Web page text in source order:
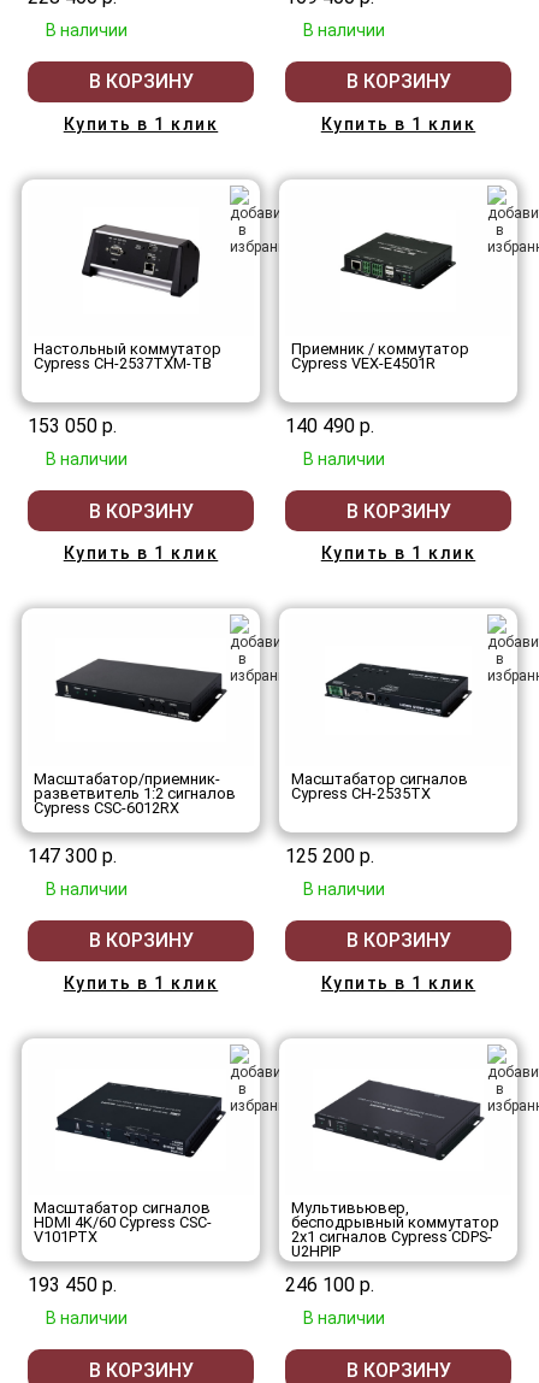
В наличии
В КОРЗИНУ
Купить в 1 клик
В наличии
В КОРЗИНУ
Купить в 1 клик
Настольный коммутатор
Cypress CH-2537TXM-TB
153 050 р.
В наличии
В КОРЗИНУ
Купить в 1 клик
Приемник / коммутатор
Cypress VEX-E4501R
140 490 р.
В наличии
В КОРЗИНУ
Купить в 1 клик
Масштабатор/приемник-
разветвитель 1:2 сигналов
Cypress CSC-6012RX
147 300 р.
В наличии
В КОРЗИНУ
Купить в 1 клик
Масштабатор сигналов
Cypress CH-2535TX
125 200 р.
В наличии
В КОРЗИНУ
Купить в 1 клик
Масштабатор сигналов
HDMI 4K/60 Cypress CSC-
V101PTX
193 450 р.
В наличии
В КОРЗИНУ
Мультивьювер,
бесподрывный коммутатор
2x1 сигналов Cypress CDPS-
U2HPIP
246 100 р.
В наличии
В КОРЗИНУ